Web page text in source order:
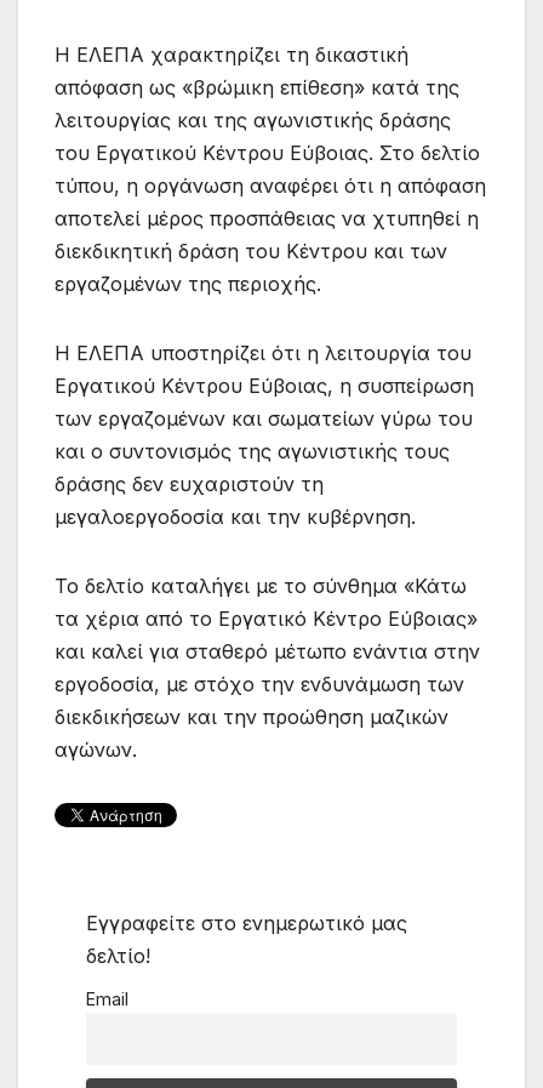
Η ΕΛΕΠΑ χαρακτηρίζει τη δικαστική
απόφαση ως «βρώμικη επίθεση» κατά της
λειτουργίας και της αγωνιστικής δράσης
του Εργατικού Κέντρου Εύβοιας. Στο δελτίο
τύπου, η οργάνωση αναφέρει ότι η απόφαση
αποτελεί μέρος προσπάθειας να χτυπηθεί η
διεκδικητική δράση του Κέντρου και των
εργαζομένων της περιοχής.
Η ΕΛΕΠΑ υποστηρίζει ότι η λειτουργία του
Εργατικού Κέντρου Εύβοιας, η συσπείρωση
των εργαζομένων και σωματείων γύρω του
και ο συντονισμός της αγωνιστικής τους
δράσης δεν ευχαριστούν τη
μεγαλοεργοδοσία και την κυβέρνηση.
Το δελτίο καταλήγει με το σύνθημα «Κάτω
τα χέρια από το Εργατικό Κέντρο Εύβοιας»
και καλεί για σταθερό μέτωπο ενάντια στην
εργοδοσία, με στόχο την ενδυνάμωση των
διεκδικήσεων και την προώθηση μαζικών
αγώνων.
Εγγραφείτε στο ενημερωτικό μας
δελτίο!
Email